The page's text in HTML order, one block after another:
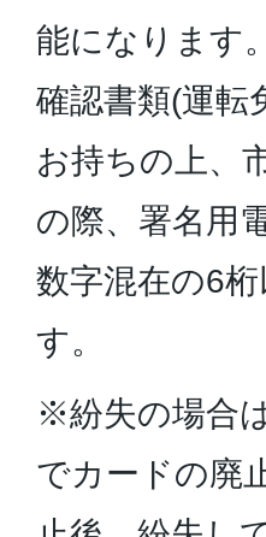
能になります
確認書類(運転
お持ちの上、
の際、署名用
数字混在の6
す。
※紛失の場合
でカードの廃